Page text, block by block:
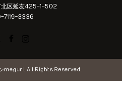
北区延友425-1-502
7119-3336
ンmeguri. All Rights Reserved.